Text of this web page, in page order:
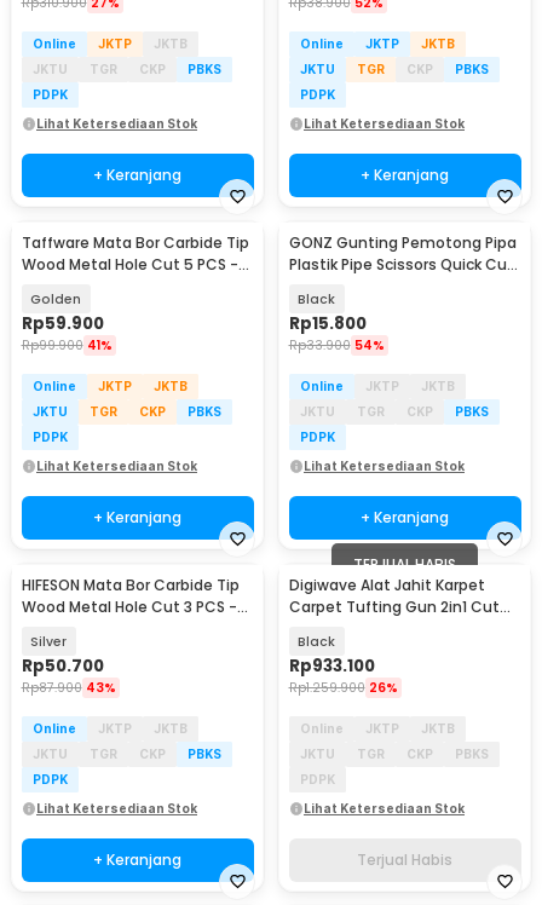
Online JKTP
JKTB
JKTU
TGR CKP
PBKS
PDPK
Lihat Ketersediaan Stok
+ Keranjang
Online JKTP
JKTB
JKTU
TGR CKP
PBKS
PDPK
Lihat Ketersediaan Stok
+ Keranjang
Taffware Mata Bor Carbide Tip
Wood Metal Hole Cut 5 PCS -
Golden
Rp59.900
Rp99.900 41%
Online JKTP
JKTB
JKTU
TGR CKP
PBKS
PDPK
Lihat Ketersediaan Stok
+ Keranjang
GONZ Gunting Pemotong Pipa
Plastik Pipe Scissors Quick Cut
Black
Rp15.800
Rp33.900 54%
Online JKTP
JKTB
JKTU
TGR CKP
PBKS
PDPK
Lihat Ketersediaan Stok
+ Keranjang
HIFESON Mata Bor Carbide Tip
Wood Metal Hole Cut 3 PCS -
Silver
Rp50.700
Rp87.900 43%
Online JKTP
JKTB
JKTU
TGR CKP
PBKS
PDPK
Lihat Ketersediaan Stok
+ Keranjang
TERJUAL HABIS
Digiwave Alat Jahit Karpet
Carpet Tufting Gun 2in1 Cut
Black
Rp933.100
Rp1.259.900 26%
Online JKTP
JKTB
JKTU
TGR CKP
PBKS
PDPK
Lihat Ketersediaan Stok
Terjual Habis